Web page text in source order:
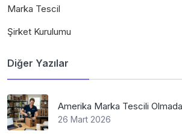
Marka Tescil
Şirket Kurulumu
Diğer Yazılar
26 Mart 2026